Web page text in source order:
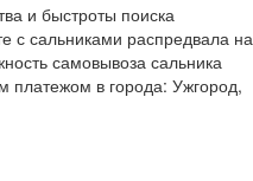
и быстроты поиска
с сальниками распредвала на
самовывоза сальника
платежом в города: Ужгород,